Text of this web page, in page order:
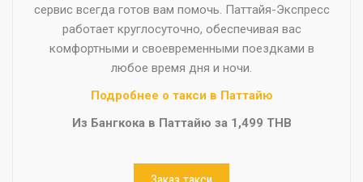
сервис всегда готов вам помочь. Паттайя-Экспресс
работает круглосуточно, обеспечивая вас
комфортными и своевременными поездками в
любое время дня и ночи.
Подробнее о такси в Паттайю
Из Бангкока в Паттайю за 1,499 THB